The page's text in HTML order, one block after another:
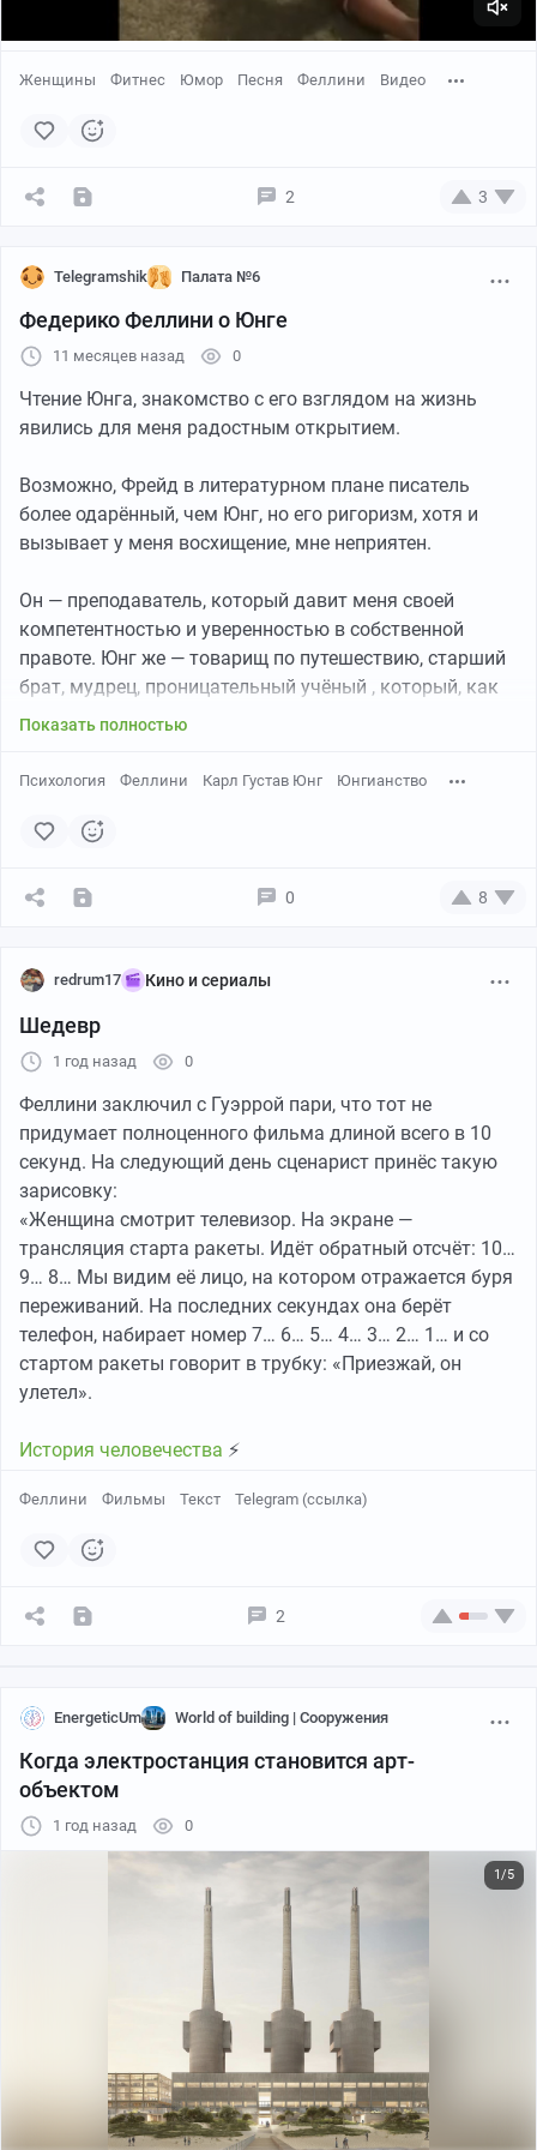
Женщины Фитнес Юмор Песня Феллини Видео
2 3
Telegramshik Палата №6
Федерико Феллини о Юнге
11 месяцев назад 0
Чтение Юнга, знакомство с его взглядом на жизнь
явились для меня радостным открытием.
Возможно, Фрейд в литературном плане писатель
более одарённый, чем Юнг, но его ригоризм, хотя и
вызывает у меня восхищение, мне неприятен.
Он — преподаватель, который давит меня своей
компетентностью и уверенностью в собственной
правоте. Юнг же — товарищ по путешествию, старший
брат, мудрец, проницательный учёный , который, как
мне кажется, менее самонадеян, не переоценивает
нас к дверце бессознательного и представляет нам
перед тайной жизни я нахожу более привлекательным.
зрения, иное отношение, которое может обогатить и
сознательному, более открытому, чуткому поведению
и примирить с потаёнными, задавленными,
Несомненно, Юнг более близок, более созвучен, даёт
больше пищи тому, кто стремится осуществить себя
как личность в сфере творческой фантазии. Фрейд, с
его теориями, заставляет нас думать; Юнг же
позволяет нам дать волю воображению, помечтать.
И когда погружаешься в тёмный лабиринт
собственного бытия, то кажется, что ощущаешь его
бдительное, охраняющее присутствие.
Показать полностью
Психология Феллини Карл Густав Юнг Юнгианство
0 8
redrum17 Кино и сериалы
Шедевр
1 год назад 0
Феллини заключил с Гуэррой пари, что тот не
придумает полноценного фильма длиной всего в 10
секунд. На следующий день сценарист принёс такую
зарисовку:
«Женщина смотрит телевизор. На экране —
трансляция старта ракеты. Идёт обратный отсчёт: 10…
9… 8… Мы видим её лицо, на котором отражается буря
переживаний. На последних секундах она берёт
телефон, набирает номер 7… 6… 5… 4… 3… 2… 1… и со
стартом ракеты говорит в трубку: «Приезжай, он
улетел».
История человечества ⚡️
Феллини Фильмы Текст Telegram (ссылка)
2
EnergeticUm World of building | Сооружения
Когда электростанция становится арт-
объектом
1 год назад 0
1/5